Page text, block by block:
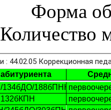
Форма
Количество